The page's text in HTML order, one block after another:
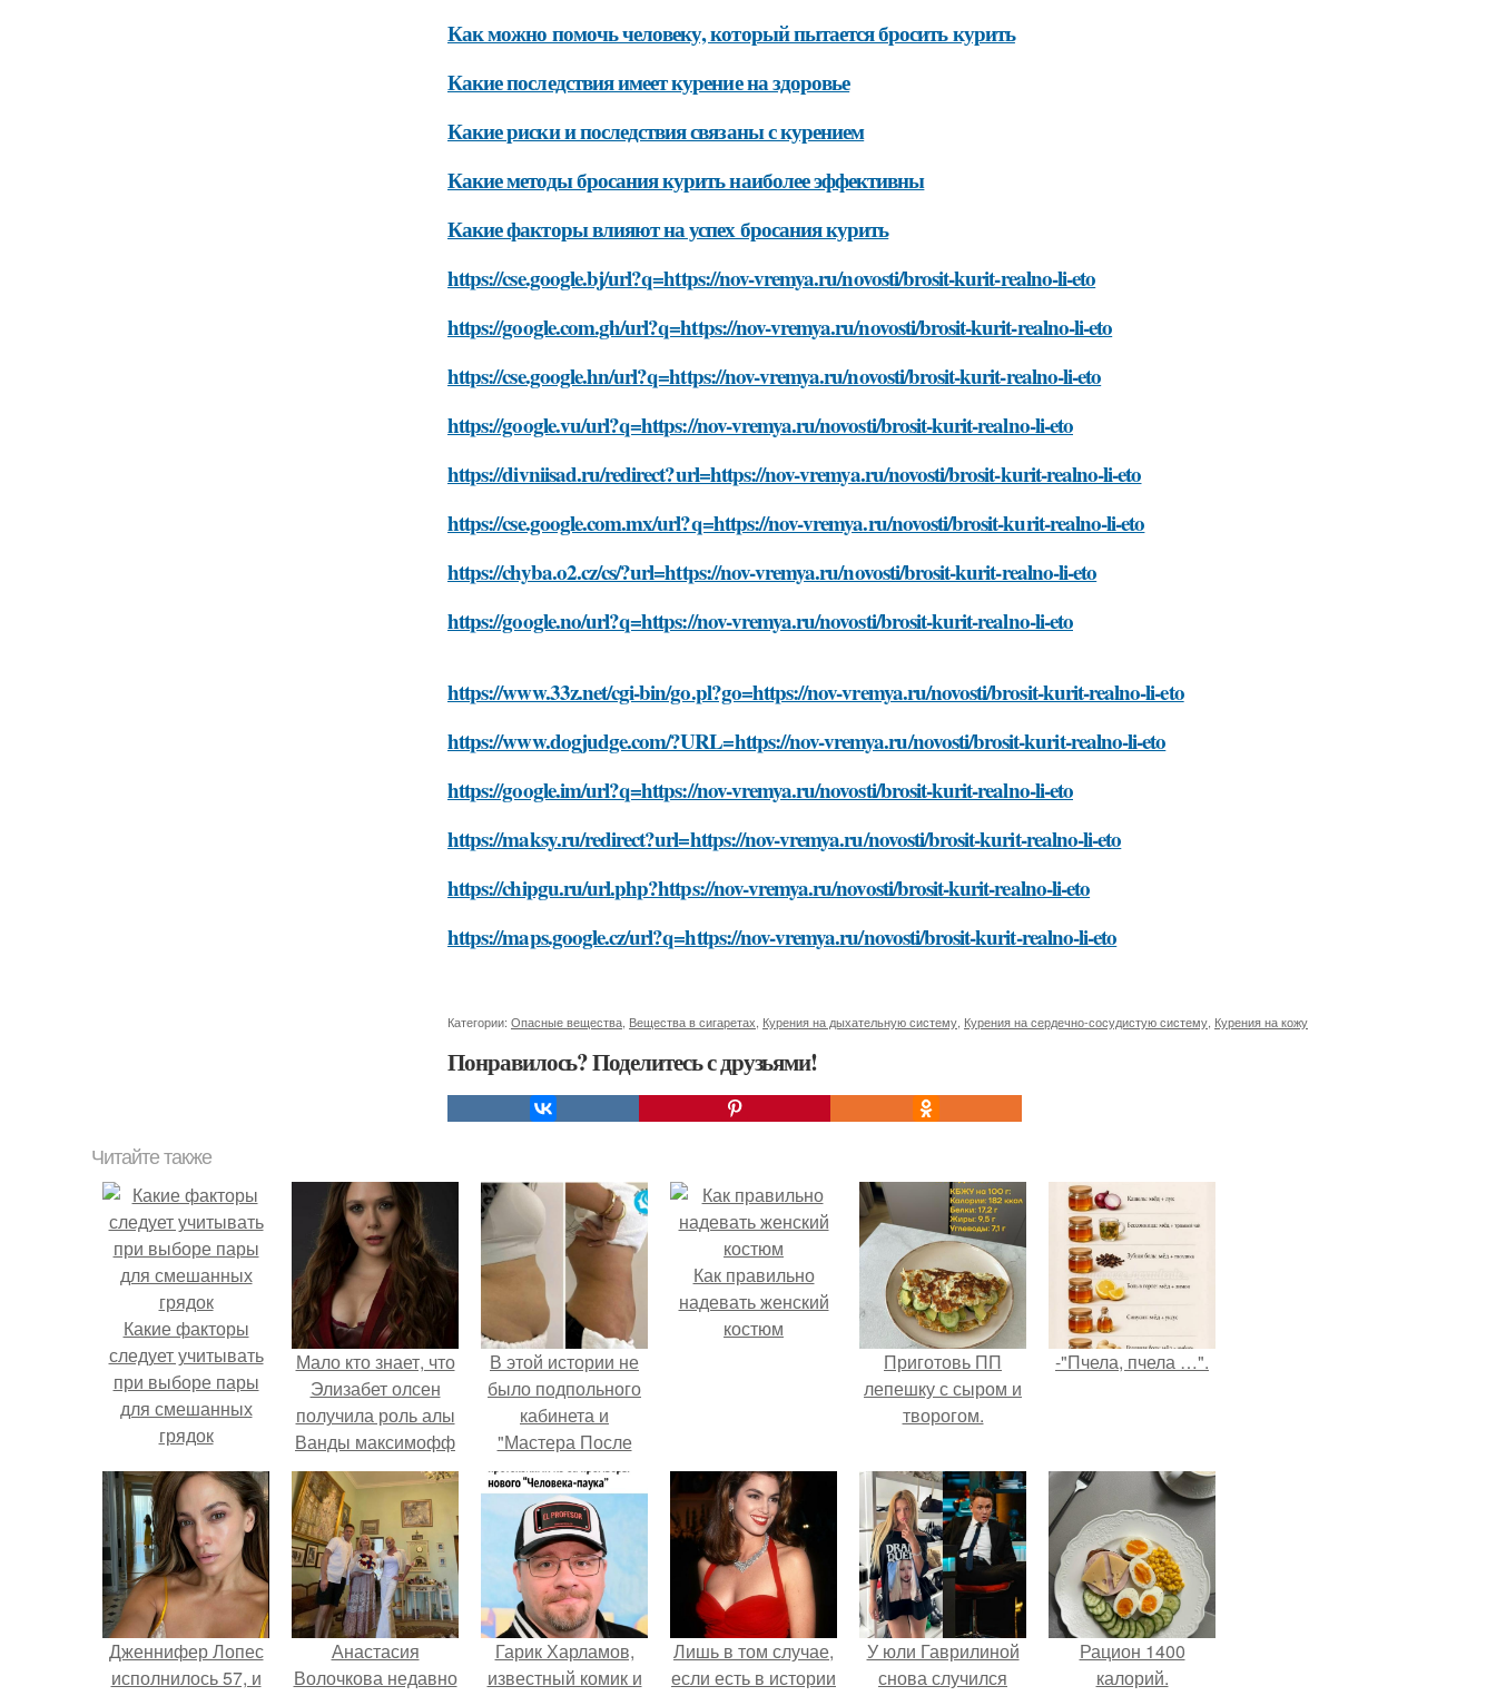
Как можно помочь человеку, который пытается бросить курить
Какие последствия имеет курение на здоровье
Какие риски и последствия связаны с курением
Какие методы бросания курить наиболее эффективны
Какие факторы влияют на успех бросания курить
https://cse.google.bj/url?q=https://nov-vremya.ru/novosti/brosit-kurit-realno-li-eto
https://google.com.gh/url?q=https://nov-vremya.ru/novosti/brosit-kurit-realno-li-eto
https://cse.google.hn/url?q=https://nov-vremya.ru/novosti/brosit-kurit-realno-li-eto
https://google.vu/url?q=https://nov-vremya.ru/novosti/brosit-kurit-realno-li-eto
https://divniisad.ru/redirect?url=https://nov-vremya.ru/novosti/brosit-kurit-realno-li-eto
https://cse.google.com.mx/url?q=https://nov-vremya.ru/novosti/brosit-kurit-realno-li-eto
https://chyba.o2.cz/cs/?url=https://nov-vremya.ru/novosti/brosit-kurit-realno-li-eto
https://google.no/url?q=https://nov-vremya.ru/novosti/brosit-kurit-realno-li-eto
https://www.33z.net/cgi-bin/go.pl?go=https://nov-vremya.ru/novosti/brosit-kurit-realno-li-eto
https://www.dogjudge.com/?URL=https://nov-vremya.ru/novosti/brosit-kurit-realno-li-eto
https://google.im/url?q=https://nov-vremya.ru/novosti/brosit-kurit-realno-li-eto
https://maksy.ru/redirect?url=https://nov-vremya.ru/novosti/brosit-kurit-realno-li-eto
https://chipgu.ru/url.php?https://nov-vremya.ru/novosti/brosit-kurit-realno-li-eto
https://maps.google.cz/url?q=https://nov-vremya.ru/novosti/brosit-kurit-realno-li-eto
Категории: Опасные вещества Вещества в сигаретах Курения на дыхательную систему Курения на сердечно-сосудистую систему Курения на кожу
Понравилось? Поделитесь с друзьями!
Читайте также
Какие факторы
следует учитывать
при выборе пары
для смешанных
грядок
Мало кто знает, что
Элизабет олсен
получила роль алы
Ванды максимофф
не сразу.
В этой истории не
было подпольного
кабинета и
"Мастера После
Двухнедельных
Курсов".
Как правильно
надевать женский
костюм
Приготовь ПП
лепешку с сыром и
творогом.
-"Пчела, пчела …".
Дженнифер Лопес
исполнилось 57, и
Анастасия
Волочкова недавно
Гарик Харламов,
известный комик и
Лишь в том случае,
если есть в истории
У юли Гаврилиной
снова случился
Рацион 1400
калорий.